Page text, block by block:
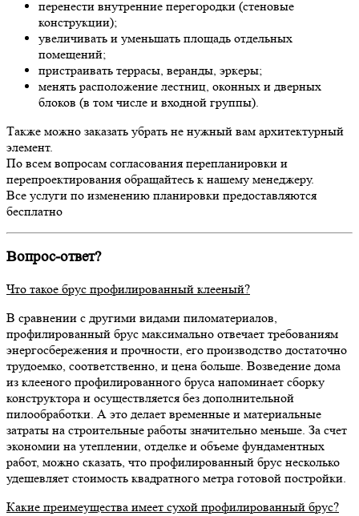
перенести внутренние перегородки (стеновые
конструкции);
увеличивать и уменьшать площадь отдельных
помещений;
пристраивать террасы, веранды, эркеры;
менять расположение лестниц, оконных и дверных
блоков (в том числе и входной группы).
Также можно заказать убрать не нужный вам архитектурный
элемент.
По всем вопросам согласования перепланировки и
перепроектирования обращайтесь к нашему менеджеру.
Все услуги по изменению планировки предоставляются
бесплатно
Вопрос-ответ?
Что такое брус профилированный клееный?
В сравнении с другими видами пиломатериалов,
профилированный брус максимально отвечает требованиям
энергосбережения и прочности, его производство достаточно
трудоемко, соответственно, и цена больше. Возведение дома
из клееного профилированного бруса напоминает сборку
конструктора и осуществляется без дополнительной
пилообработки. А это делает временные и материальные
затраты на строительные работы значительно меньше. За счет
экономии на утеплении, отделке и объеме фундаментных
работ, можно сказать, что профилированный брус несколько
удешевляет стоимость квадратного метра готовой постройки.
Какие преимеущества имеет сухой профилированный брус?